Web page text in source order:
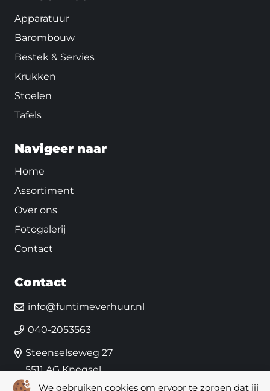
We gebruiken cookies om ervoor te zorgen dat jij
Apparatuur
Barombouw
Bestek & Servies
Krukken
Stoelen
Tafels
Navigeer naar
Home
Assortiment
Over ons
Fotogalerij
Contact
Contact
info@funtimeverhuur.nl
040-2053563
Steenselseweg 27
5511 AG Knegsel